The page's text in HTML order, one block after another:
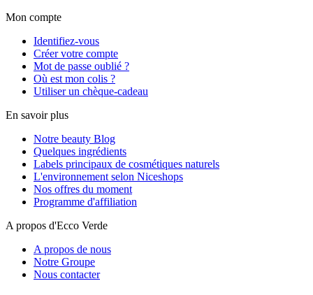
Mon compte
Identifiez-vous
Créer votre compte
Mot de passe oublié ?
Où est mon colis ?
Utiliser un chèque-cadeau
En savoir plus
Notre beauty Blog
Quelques ingrédients
Labels principaux de cosmétiques naturels
L'environnement selon Niceshops
Nos offres du moment
Programme d'affiliation
A propos d'Ecco Verde
A propos de nous
Notre Groupe
Nous contacter